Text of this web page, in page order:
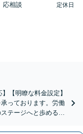
応相談
定休日
【明瞭な料金設定】
っております。労働
テージへと歩めるよ